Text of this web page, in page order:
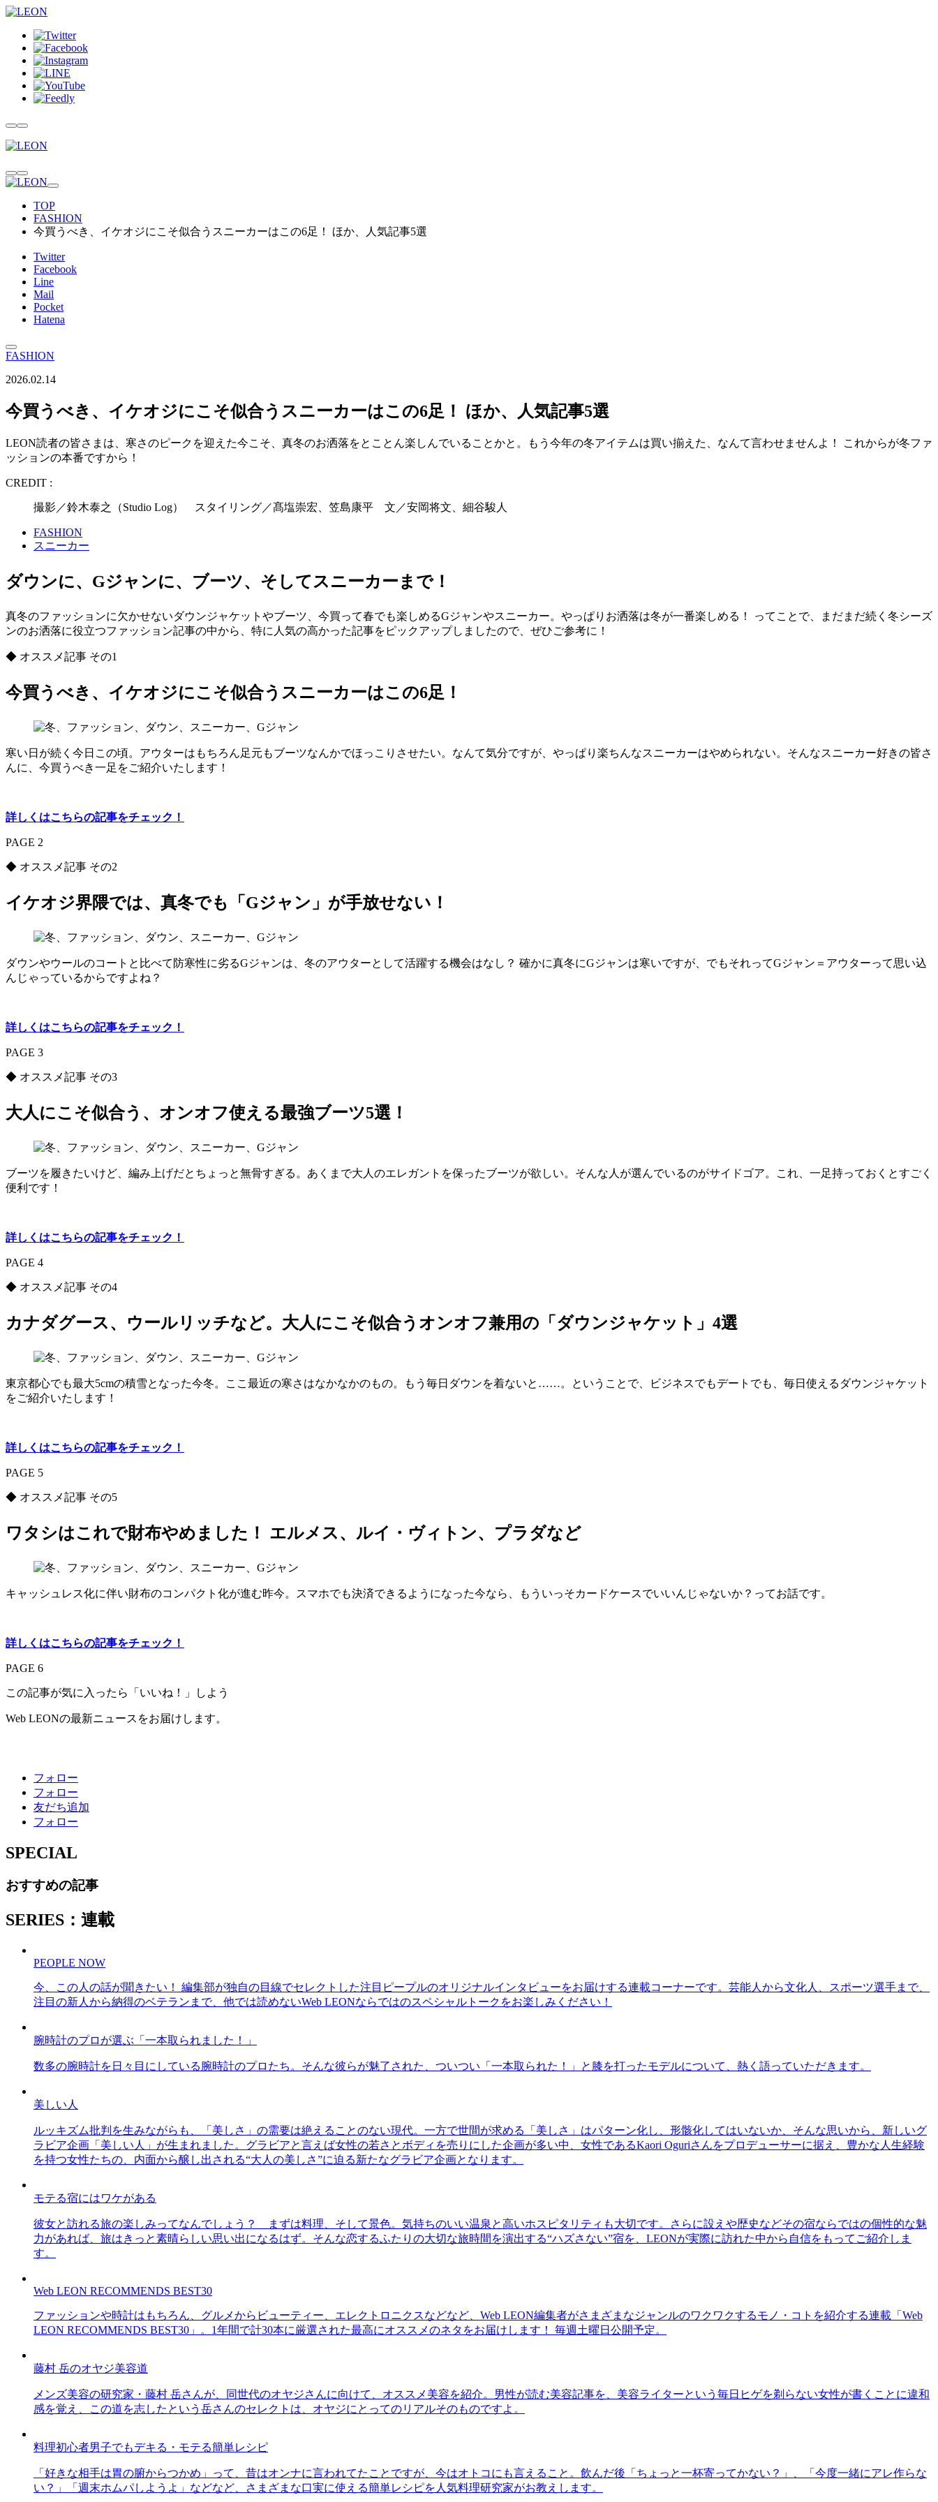
TOP
FASHION
今買うべき、イケオジにこそ似合うスニーカーはこの6足！ ほか、人気記事5選
Twitter
Facebook
Line
Mail
Pocket
Hatena
FASHION
2026.02.14
今買うべき、イケオジにこそ似合うスニーカーはこの6足！ ほか、人気記事5選
LEON読者の皆さまは、寒さのピークを迎えた今こそ、真冬のお洒落をとことん楽しんでいることかと。もう今年の冬アイテムは買い揃えた、なんて言わせませんよ！ これからが冬ファ
ッションの本番ですから！
CREDIT :
撮影／鈴木泰之（Studio Log） スタイリング／髙塩崇宏、笠島康平 文／安岡将文、細谷駿人
FASHION
スニーカー
ダウンに、Gジャンに、ブーツ、そしてスニーカーまで！
真冬のファッションに欠かせないダウンジャケットやブーツ、今買って春でも楽しめるGジャンやスニーカー。やっぱりお洒落は冬が一番楽しめる！ ってことで、まだまだ続く冬シーズ
ンのお洒落に役立つファッション記事の中から、特に人気の高かった記事をピックアップしましたので、ぜひご参考に！
◆ オススメ記事 その1
今買うべき、イケオジにこそ似合うスニーカーはこの6足！
寒い日が続く今日この頃。アウターはもちろん足元もブーツなんかでほっこりさせたい。なんて気分ですが、やっぱり楽ちんなスニーカーはやめられない。そんなスニーカー好きの皆さ
んに、今買うべき一足をご紹介いたします！
詳しくはこちらの記事をチェック！
PAGE 2
◆ オススメ記事 その2
イケオジ界隈では、真冬でも「Gジャン」が手放せない！
ダウンやウールのコートと比べて防寒性に劣るGジャンは、冬のアウターとして活躍する機会はなし？ 確かに真冬にGジャンは寒いですが、でもそれってGジャン＝アウターって思い込
んじゃっているからですよね？
詳しくはこちらの記事をチェック！
PAGE 3
◆ オススメ記事 その3
大人にこそ似合う、オンオフ使える最強ブーツ5選！
ブーツを履きたいけど、編み上げだとちょっと無骨すぎる。あくまで大人のエレガントを保ったブーツが欲しい。そんな人が選んでいるのがサイドゴア。これ、一足持っておくとすごく
便利です！
詳しくはこちらの記事をチェック！
PAGE 4
◆ オススメ記事 その4
カナダグース、ウールリッチなど。大人にこそ似合うオンオフ兼用の「ダウンジャケット」4選
東京都心でも最大5cmの積雪となった今冬。ここ最近の寒さはなかなかのもの。もう毎日ダウンを着ないと……。ということで、ビジネスでもデートでも、毎日使えるダウンジャケット
をご紹介いたします！
詳しくはこちらの記事をチェック！
PAGE 5
◆ オススメ記事 その5
ワタシはこれで財布やめました！ エルメス、ルイ・ヴィトン、プラダなど
キャッシュレス化に伴い財布のコンパクト化が進む昨今。スマホでも決済できるようになった今なら、もういっそカードケースでいいんじゃないか？ってお話です。
詳しくはこちらの記事をチェック！
PAGE 6
この記事が気に入ったら「いいね！」しよう
Web LEONの最新ニュースをお届けします。
フォロー
フォロー
友だち追加
フォロー
SPECIAL
おすすめの記事
SERIES：連載
PEOPLE NOW
今、この人の話が聞きたい！ 編集部が独自の目線でセレクトした注目ピープルのオリジナルインタビューをお届けする連載コーナーです。芸能人から文化人、スポーツ選手まで、
注目の新人から納得のベテランまで、他では読めないWeb LEONならではのスペシャルトークをお楽しみください！
腕時計のプロが選ぶ「一本取られました！」
数多の腕時計を日々目にしている腕時計のプロたち。そんな彼らが魅了された、ついつい「一本取られた！」と膝を打ったモデルについて、熱く語っていただきます。
美しい人
ルッキズム批判を生みながらも、「美しさ」の需要は絶えることのない現代。一方で世間が求める「美しさ」はパターン化し、形骸化してはいないか、そんな思いから、新しいグ
ラビア企画「美しい人」が生まれました。グラビアと言えば女性の若さとボディを売りにした企画が多い中、女性であるKaori Oguriさんをプロデューサーに据え、豊かな人生経験
を持つ女性たちの、内面から醸し出される“大人の美しさ”に迫る新たなグラビア企画となります。
モテる宿にはワケがある
彼女と訪れる旅の楽しみってなんでしょう？ まずは料理、そして景色。気持ちのいい温泉と高いホスピタリティも大切です。さらに設えや歴史などその宿ならではの個性的な魅
力があれば、旅はきっと素晴らしい思い出になるはず。そんな恋するふたりの大切な旅時間を演出する“ハズさない”宿を、LEONが実際に訪れた中から自信をもってご紹介しま
す。
Web LEON RECOMMENDS BEST30
ファッションや時計はもちろん、グルメからビューティー、エレクトロニクスなどなど、Web LEON編集者がさまざまなジャンルのワクワクするモノ・コトを紹介する連載「Web
LEON RECOMMENDS BEST30」。1年間で計30本に厳選された最高にオススメのネタをお届けします！ 毎週土曜日公開予定。
藤村 岳のオヤジ美容道
メンズ美容の研究家・藤村 岳さんが、同世代のオヤジさんに向けて、オススメ美容を紹介。男性が読む美容記事を、美容ライターという毎日ヒゲを剃らない女性が書くことに違和
感を覚え、この道を志したという岳さんのセレクトは、オヤジにとってのリアルそのものですよ。
料理初心者男子でもデキる・モテる簡単レシピ
「好きな相手は胃の腑からつかめ」って、昔はオンナに言われてたことですが、今はオトコにも言えること。飲んだ後「ちょっと一杯寄ってかない？」、「今度一緒にアレ作らな
い？」「週末ホムパしようよ」などなど、さまざまな口実に使える簡単レシピを人気料理研究家がお教えします。